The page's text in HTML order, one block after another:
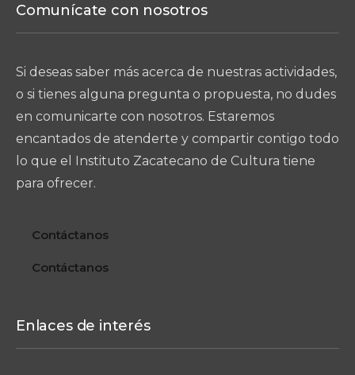
Comunícate con nosotros
Si deseas saber más acerca de nuestras actividades,
o si tienes alguna pregunta o propuesta, no dudes
en comunicarte con nosotros. Estaremos
encantados de atenderte y compartir contigo todo
lo que el Instituto Zacatecano de Cultura tiene
para ofrecer.
Contáctanos
Contáctanos
Enlaces de interés